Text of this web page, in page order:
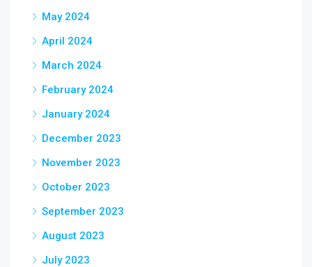
May 2024
April 2024
March 2024
February 2024
January 2024
December 2023
November 2023
October 2023
September 2023
August 2023
July 2023